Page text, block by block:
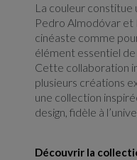
La couleur constitue
Pedro Almodóvar et
cinéaste comme
élément essentiel
Cette collaboration
plusieurs créations
une collection
design, fidèle à
Découvrir la